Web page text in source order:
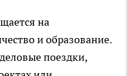
на
и образование.
поездки,